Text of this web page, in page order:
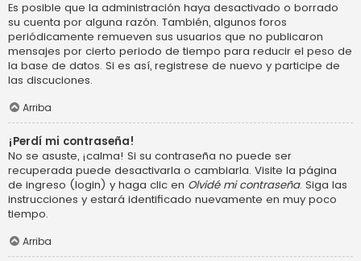
Es posible que la administración haya desactivado o borrado
su cuenta por alguna razón. También, algunos foros
periódicamente remueven sus usuarios que no publicaron
mensajes por cierto periodo de tiempo para reducir el peso de
la base de datos. Si es así, registrese de nuevo y participe de
las discuciones.
Arriba
¡Perdí mi contraseña!
No se asuste, ¡calma! Si su contraseña no puede ser
recuperada puede desactivarla o cambiarla. Visite la página
de ingreso (login) y haga clic en Olvidé mi contraseña. Siga las
instrucciones y estará identificado nuevamente en muy poco
tiempo.
Arriba